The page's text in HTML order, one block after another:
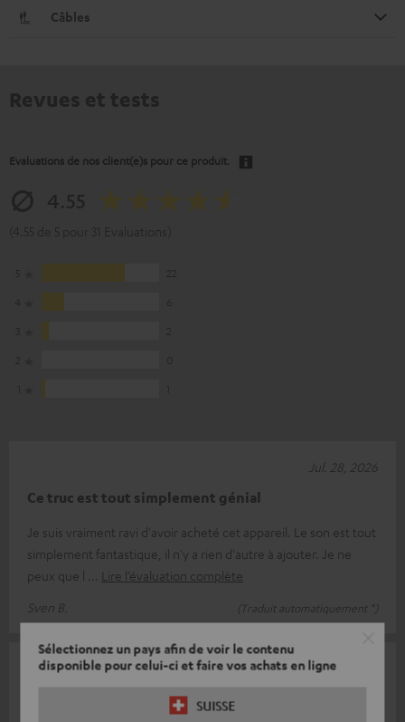
Sélectionnez un pays afin de voir le contenu
disponible pour celui-ci et faire vos achats en ligne
SUISSE
Câbles
Evaluations de nos client(e)s pour ce produit.
Ce truc est tout simplement génial
Je suis vraiment ravi d'avoir acheté cet appareil. Le son est tout
simplement fantastique, il n'y a rien d'autre à ajouter. Je ne
peux que l
Lire l’évaluation complète
Sven B.
(Traduit automatiquement *)
Jul. 28, 2026
Super produit, super son
Mar. 31, 2026